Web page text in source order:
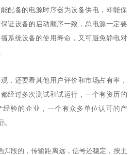
配备的电源时序器为设备供电，即能保
证设备的启动顺序一致，总电源一定要
系统设备的使用寿命，又可避免静电对
，还要看其他用户评价和市场占有率，
经过多次测试和试运行，一个有资历的
经验的企业，一个有众多单位认可的产
。
U段的，传输距离远，信号还稳定，按主